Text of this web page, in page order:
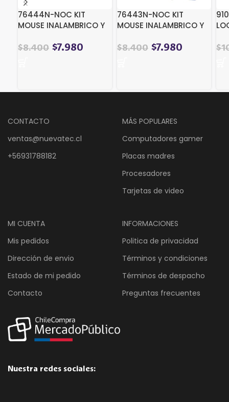
76444N-NOC KIT
MOUSE INALAMBRICO Y
2
$8.400 $7.980
76443N-NOC KIT
MOUSE INALAMBRICO Y
$8.400 $7.980 $
CONTACTO
ventas@nuevatec.cl
+56931788182
MÁS POPULARES
Computadores gamer
Placas madres
Procesadores
Tarjetas de video
MI CUENTA
Mis pedidos
Dirección de envio
Estado de mi pedido
Contacto
INFORMACIONES
Politica de privacidad
Términos y condiciones
Términos de despacho
Preguntas frecuentes
Nuestra redes sociales: